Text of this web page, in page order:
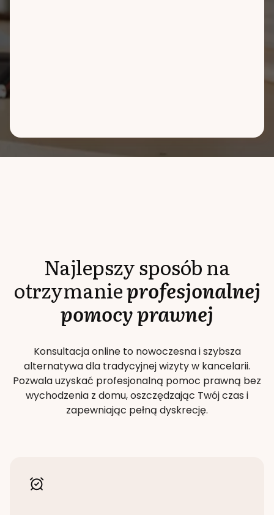
Najlepszy sposób na
otrzymanieprofesjonalnej
pomocy prawnej
Konsultacja online to nowoczesna i szybsza
alternatywa dla tradycyjnej wizyty w kancelarii.
Pozwala uzyskać profesjonalną pomoc prawną bez
wychodzenia z domu, oszczędzając Twój czas i
zapewniając pełną dyskrecję.